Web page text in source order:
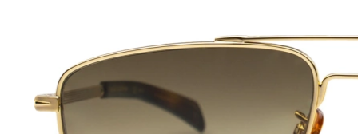
142 mm
Largeur des verres